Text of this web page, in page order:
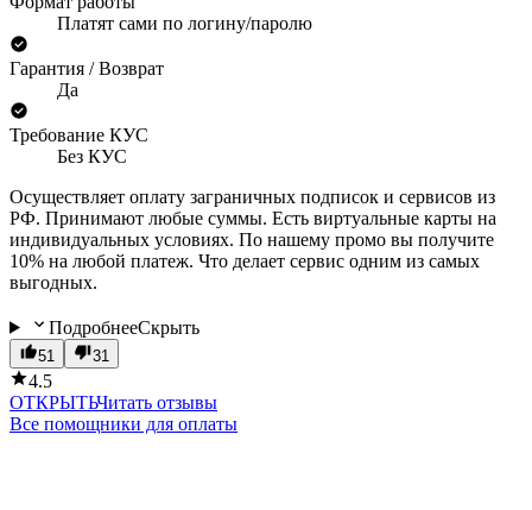
Платят сами по логину/паролю
Гарантия / Возврат
Да
Требование КУС
Без КУС
Осуществляет оплату заграничных подписок и сервисов из
РФ. Принимают любые суммы. Есть виртуальные карты на
индивидуальных условиях. По нашему промо вы получите
10% на любой платеж. Что делает сервис одним из самых
выгодных.
ПодробнееСкрыть
51 31
4.5
ОТКРЫТЬЧитать отзывы
Все помощники для оплаты